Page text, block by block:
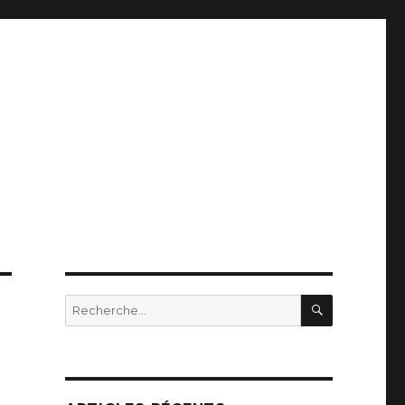
Recherche
pour